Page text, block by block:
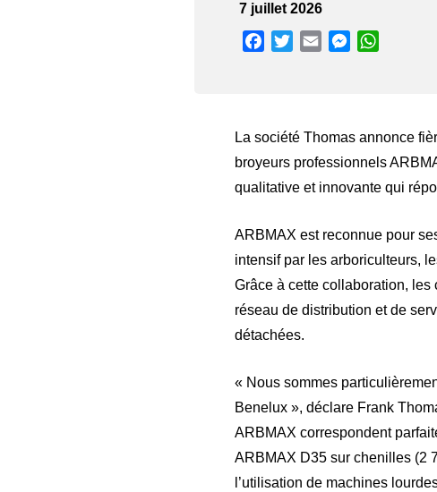
7 juillet 2026
Facebook
TwitterEmail Messenger
La société Thomas annonce
broyeurs professionnels
qualitative et innovante qui
ARBMAX est reconnue pour
intensif par les arboriculteurs,
Grâce à cette collaboration,
réseau de distribution et de
détachées.
« Nous sommes
Benelux », déclare Frank
ARBMAX correspondent
ARBMAX D35 sur chenilles (2
l’utilisation de machines